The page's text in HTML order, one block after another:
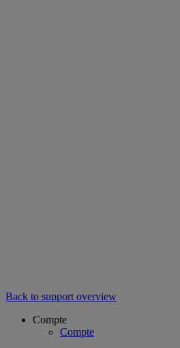
Back to support overview
Compte
Compte